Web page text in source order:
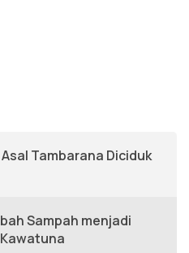
Tambarana Diciduk
Sampah menjadi